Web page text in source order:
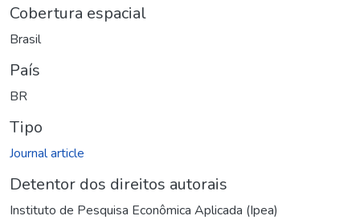
Cobertura espacial
Brasil
País
BR
Tipo
Journal article
Detentor dos direitos autorais
Instituto de Pesquisa Econômica Aplicada (Ipea)